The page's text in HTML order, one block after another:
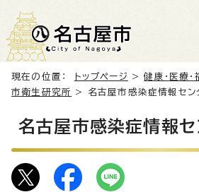
現在の位置： トップページ >健康・医療・
市衛生研究所 > 名古屋市感染症情報セン
名古屋市感染症情報セ